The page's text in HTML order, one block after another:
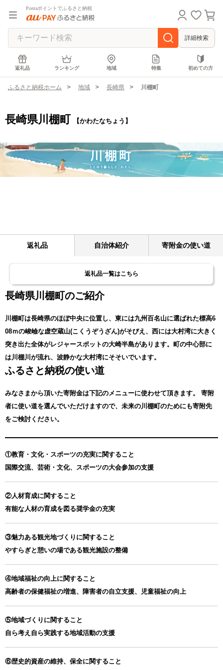
Pontaポイントでふるさと納税
詳細検索
返礼品 ランキング 地域 特集 初めての方
ふるさと納税ホーム 地域 長崎県 川棚町
長崎県川棚町 【かわたなちょう】
返礼品 自治体紹介 寄附金の使い道
返礼品一覧はこちら
長崎県川棚町のご紹介
川棚町は長崎県のほぼ中央に位置し、東には九州百名山に選ばれた標高6
08ｍの峻嶮な虚空蔵山(こくうぞうざん)がそびえ、西には大村湾に大きく
突き出た全体がレジャースポットの大崎半島があります。町の中心部に
は川棚川が流れ、波静かな大村湾にそそいでいます。
ふるさと納税の使い道
みなさまから頂いた寄附金は下記のメニューに使わせて頂きます。
寄附
者に使い道を選んでいただけますので、未来の川棚町のためにも寄附先
をご検討ください。
①教育・文化・スポーツの充実に関すること
国際交流、芸術・文化、スポーツの大会参加の支援
②人材育成に関すること
有能な人材の育成を図る奨学金の充実
③魅力ある観光地づくりに関すること
やすらぎと憩いの場である観光施設の整備
④地域福祉の向上に関すること
高齢者の保健福祉の増進、障害者の自立支援、児童福祉の向上
⑤地域づくりに関すること
自ら考え自ら実践する地域活動の支援
⑥歴史的資産の維持、保全に関すること